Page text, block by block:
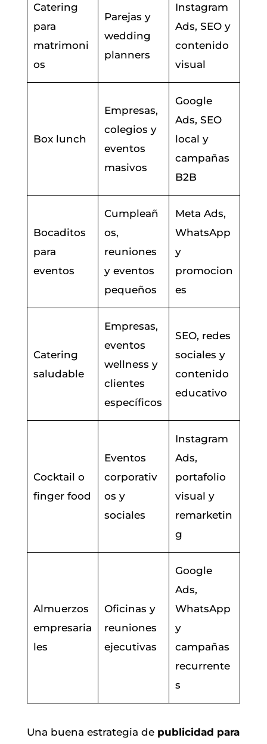
Catering
para
matrimoni
os
Parejas y
wedding
planners
Instagram
Ads, SEO y
contenido
visual
Box lunch
Empresas,
colegios y
eventos
masivos
Google
Ads, SEO
local y
campañas
B2B
Bocaditos
para
eventos
Cumpleañ
os,
reuniones
y eventos
pequeños
Meta Ads,
WhatsApp
y
promocion
es
Catering
saludable
Empresas,
eventos
wellness y
clientes
específicos
SEO, redes
sociales y
contenido
educativo
Cocktail o
finger food
Eventos
corporativ
os y
sociales
Instagram
Ads,
portafolio
visual y
remarketin
g
Almuerzos
empresaria
les
Oficinas y
reuniones
ejecutivas
Google
Ads,
WhatsApp
y
campañas
recurrente
s
Una buena estrategia de publicidad para